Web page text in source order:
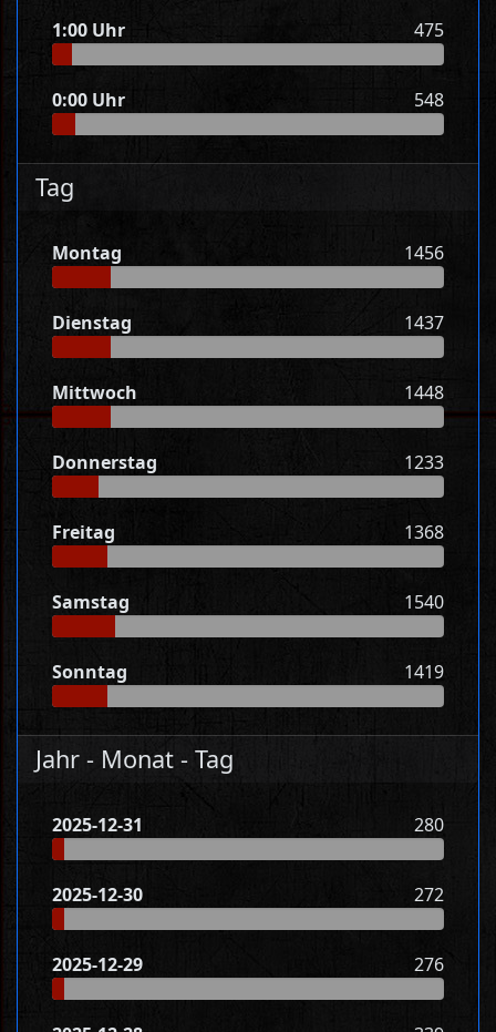
1:00 Uhr 475
0:00 Uhr 548
Tag
Montag 1456
Dienstag 1437
Mittwoch 1448
Donnerstag 1233
Freitag 1368
Samstag 1540
Sonntag 1419
Jahr - Monat - Tag
2025-12-31 280
2025-12-30 272
2025-12-29 276